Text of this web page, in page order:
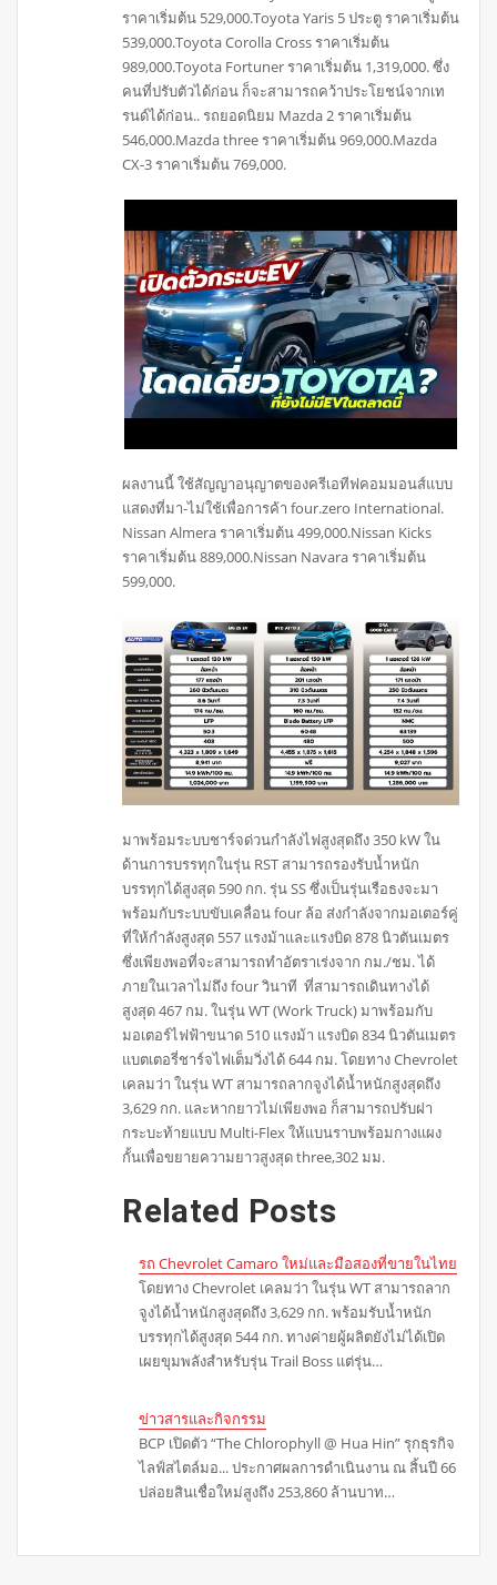
ราคาเริ่มต้น 529,000.Toyota Yaris 5 ประตู ราคาเริ่มต้น
539,000.Toyota Corolla Cross ราคาเริ่มต้น
989,000.Toyota Fortuner ราคาเริ่มต้น 1,319,000. ซึ่ง
คนที่ปรับตัวได้ก่อน ก็จะสามารถคว้าประโยชน์จากเท
รนด์ได้ก่อน.. รถยอดนิยม Mazda 2 ราคาเริ่มต้น
546,000.Mazda three ราคาเริ่มต้น 969,000.Mazda
CX-3 ราคาเริ่มต้น 769,000.
ผลงานนี้ ใช้สัญญาอนุญาตของครีเอทีฟคอมมอนส์แบบ
แสดงที่มา-ไม่ใช้เพื่อการค้า four.zero International.
Nissan Almera ราคาเริ่มต้น 499,000.Nissan Kicks
ราคาเริ่มต้น 889,000.Nissan Navara ราคาเริ่มต้น
599,000.
มาพร้อมระบบชาร์จด่วนกำลังไฟสูงสุดถึง 350 kW ใน
ด้านการบรรทุกในรุ่น RST สามารถรองรับน้ำหนัก
บรรทุกได้สูงสุด 590 กก. รุ่น SS ซึ่งเป็นรุ่นเรือธงจะมา
พร้อมกับระบบขับเคลื่อน four ล้อ ส่งกำลังจากมอเตอร์คู่
ที่ให้กำลังสูงสุด 557 แรงม้าและแรงบิด 878 นิวตันเมตร
ซึ่งเพียงพอที่จะสามารถทำอัตราเร่งจาก กม./ชม. ได้
ภายในเวลาไม่ถึง four วินาที ที่สามารถเดินทางได้
สูงสุด 467 กม. ในรุ่น WT (Work Truck) มาพร้อมกับ
มอเตอร์ไฟฟ้าขนาด 510 แรงม้า แรงบิด 834 นิวตันเมตร
แบตเตอรี่ชาร์จไฟเต็มวิ่งได้ 644 กม. โดยทาง Chevrolet
เคลมว่า ในรุ่น WT สามารถลากจูงได้น้ำหนักสูงสุดถึง
3,629 กก. และหากยาวไม่เพียงพอ ก็สามารถปรับฝา
กระบะท้ายแบบ Multi-Flex ให้แบนราบพร้อมกางแผง
กั้นเพื่อขยายความยาวสูงสุด three,302 มม.
Related Posts
รถ Chevrolet Camaro ใหม่และมือสองที่ขายในไทย
โดยทาง Chevrolet เคลมว่า ในรุ่น WT สามารถลาก
จูงได้น้ำหนักสูงสุดถึง 3,629 กก. พร้อมรับน้ำหนัก
บรรทุกได้สูงสุด 544 กก. ทางค่ายผู้ผลิตยังไม่ได้เปิด
เผยขุมพลังสำหรับรุ่น Trail Boss แต่รุ่น…
ข่าวสารและกิจกรรม
BCP เปิดตัว “The Chlorophyll @ Hua Hin” รุกธุรกิจ
ไลฟ์สไตล์มอ... ประกาศผลการดำเนินงาน ณ สิ้นปี 66
ปล่อยสินเชื่อใหม่สูงถึง 253,860 ล้านบาท…